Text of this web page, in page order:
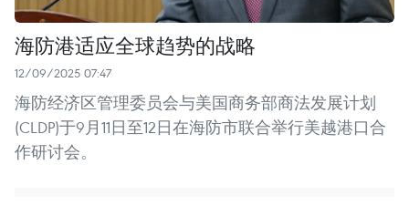
海防港适应全球趋势的战略
12/09/2025 07:47
海防经济区管理委员会与美国商务部商法发展计划
(CLDP)于9月11日至12日在海防市联合举行美越港口合
作研讨会。